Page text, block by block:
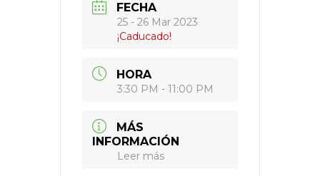
FECHA
25 - 26 Mar 2023
¡Caducado!
HORA
3:30 PM - 11:00 PM
MÁS
INFORMACIÓN
Leer más